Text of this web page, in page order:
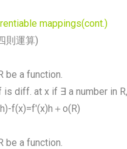
mappings(cont.)
則運算)
be a function.
is diff. at x if ∃ a number in
f(x)=f'(x)h＋o(R)
be a function.